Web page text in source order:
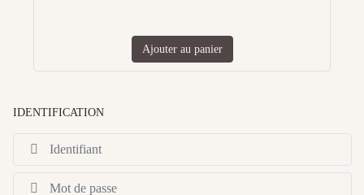
Ajouter au panier
IDENTIFICATION